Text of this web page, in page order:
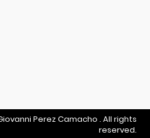
Perez Camacho . All rights
reserved.